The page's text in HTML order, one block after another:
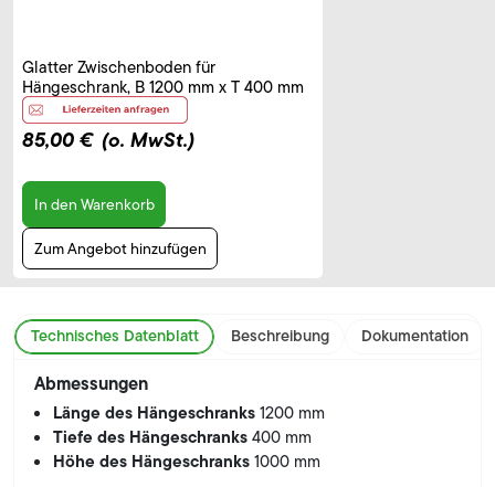
Glatter Zwischenboden für
Hängeschrank, B 1200 mm x T 400 mm
85,00 € (o. MwSt.)
In den Warenkorb
Zum Angebot hinzufügen
Technisches Datenblatt Beschreibung Dokumentation
Abmessungen
Länge des Hängeschranks1200 mm
Tiefe des Hängeschranks400 mm
Höhe des Hängeschranks1000 mm